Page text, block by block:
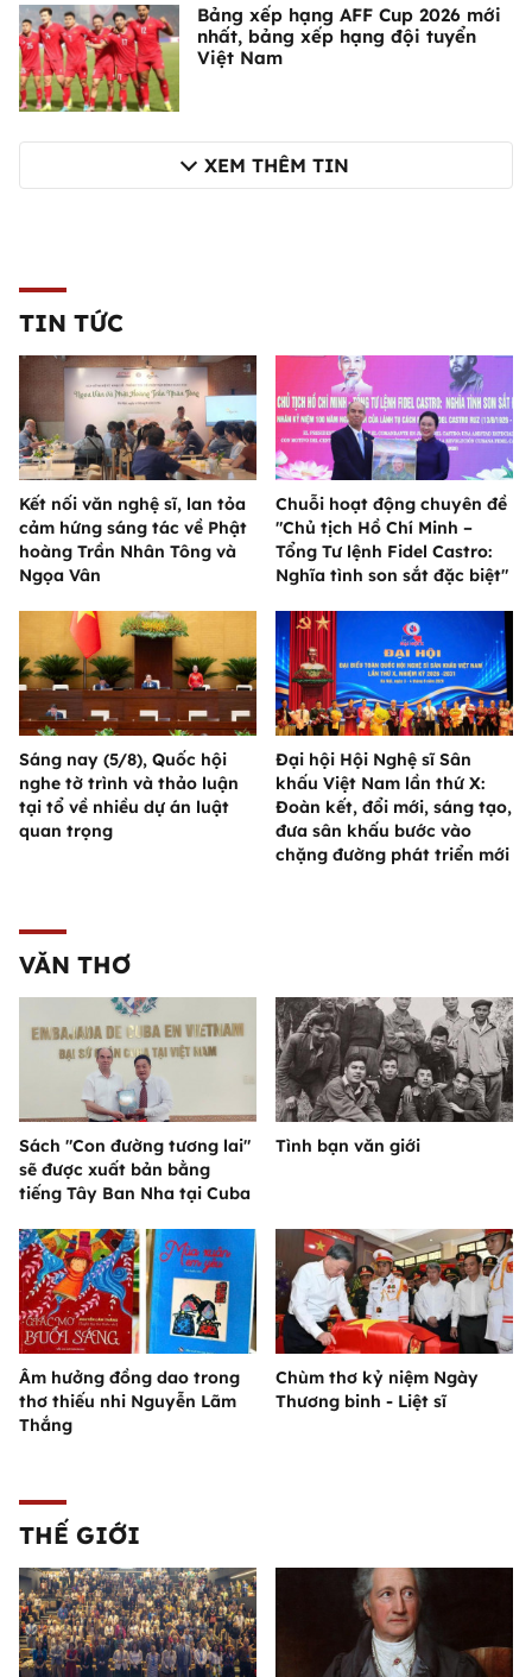
Bảng xếp hạng AFF Cup 2026 mới
nhất, bảng xếp hạng đội tuyển
Việt Nam
XEM THÊM TIN
TIN TỨC
Kết nối văn nghệ sĩ, lan tỏa
cảm hứng sáng tác về Phật
hoàng Trần Nhân Tông và
Ngọa Vân
Chuỗi hoạt động chuyên đề
"Chủ tịch Hồ Chí Minh –
Tổng Tư lệnh Fidel Castro:
Nghĩa tình son sắt đặc biệt"
Sáng nay (5/8), Quốc hội
nghe tờ trình và thảo luận
tại tổ về nhiều dự án luật
quan trọng
Đại hội Hội Nghệ sĩ Sân
khấu Việt Nam lần thứ X:
Đoàn kết, đổi mới, sáng tạo,
đưa sân khấu bước vào
chặng đường phát triển mới
VĂN THƠ
Sách "Con đường tương lai"
sẽ được xuất bản bằng
tiếng Tây Ban Nha tại Cuba
Tình bạn văn giới
Âm hưởng đồng dao trong
thơ thiếu nhi Nguyễn Lãm
Thắng
Chùm thơ kỷ niệm Ngày
Thương binh - Liệt sĩ
THẾ GIỚI